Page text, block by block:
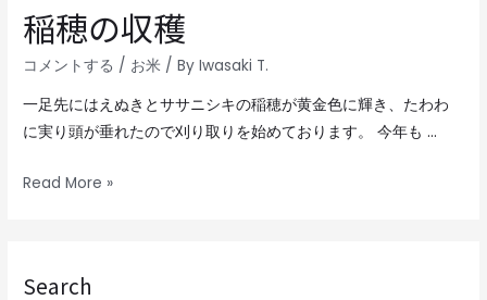
稲穂の収穫
コメントする / お米 / ByIwasaki T.
一足先にはえぬきとササニシキの稲穂が黄金色に輝き、たわわ
に実り頭が垂れたので刈り取りを始めております。 今年も …
Read More »
Search